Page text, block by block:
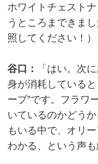
ホワイトチェスト
うところまできま
照してください！）
谷口：
「はい。次
身が消耗している
ーブ”です。フラワ
いているのかどう
もいる中で、オリ
わかる、という声も